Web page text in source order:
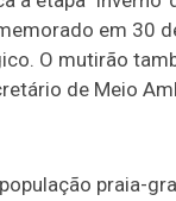
em 30
O mutirão
de Meio
praia-